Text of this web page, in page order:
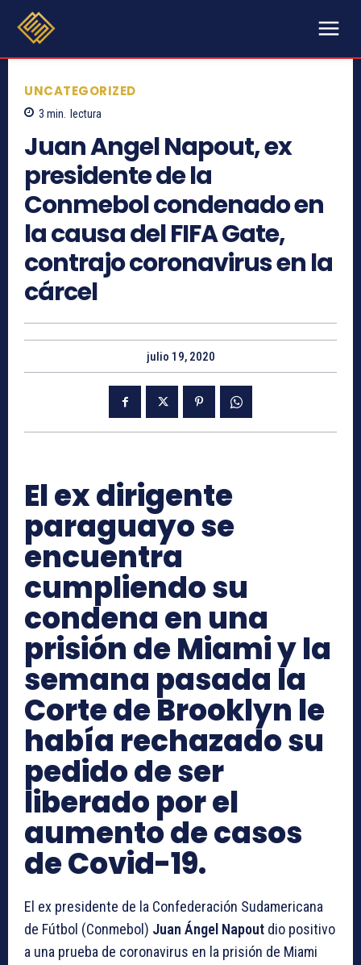
UNCATEGORIZED
3 min. lectura
Juan Angel Napout, ex
presidente de la
Conmebol condenado en
la causa del FIFA Gate,
contrajo coronavirus en la
cárcel
julio 19, 2020
El ex dirigente
paraguayo se
encuentra
cumpliendo su
condena en una
prisión de Miami y la
semana pasada la
Corte de Brooklyn le
había rechazado su
pedido de ser
liberado por el
aumento de casos
de Covid-19.
El ex presidente de la Confederación Sudamericana
de Fútbol (Conmebol) Juan Ángel Napout dio positivo
a una prueba de coronavirus en la prisión de Miami